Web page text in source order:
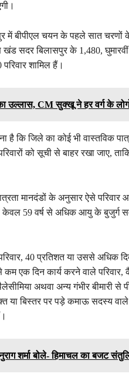
में बीपीएल चयन के पहले सात चरणों
खंड सदर बिलासपुर के 1,480,
शामिल हैं।
CM सुक्खू ने हर वर्ग के लोगों
है कि जिले का कोई भी वास्तविक
को सूची से बाहर रखा जाए,
मानदंडों के अनुसार ऐसे
59 वर्ष से अधिक आयु के बुजुर्ग
40 प्रतिशत या उससे अधिक
कम एक दिन कार्य करने वाले
अथवा अन्य गंभीर बीमारी से
बिस्तर पर पड़े कमाऊ सदस्य वाले
शर्मा बोले- हिमाचल का बजट